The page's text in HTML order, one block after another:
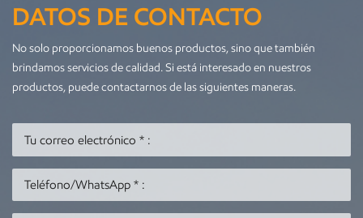
DATOS DE CONTACTO
No solo proporcionamos buenos productos, sino que también
brindamos servicios de calidad. Si está interesado en nuestros
productos, puede contactarnos de las siguientes maneras.